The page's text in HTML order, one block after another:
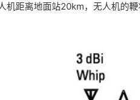
机距离地面站20km，无人机的